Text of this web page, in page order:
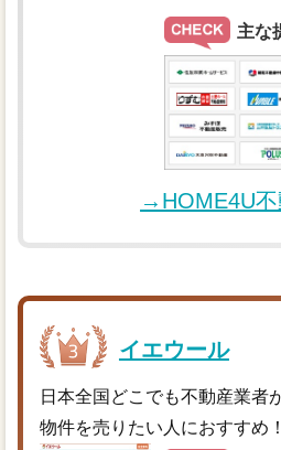
主な
→HOME4U不
イエウール
日本全国どこでも不動産業者
物件を売りたい人におすすめ！